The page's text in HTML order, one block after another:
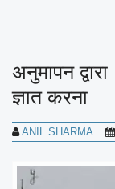
अनुमापन
ज्ञात करना
ANIL SHARMA